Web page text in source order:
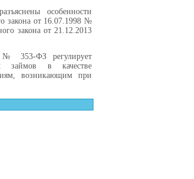
особенности
закона от 16.07.1998 №
закона от 21.12.2013
№ 353-ФЗ регулирует
займов в качестве
возникающим при